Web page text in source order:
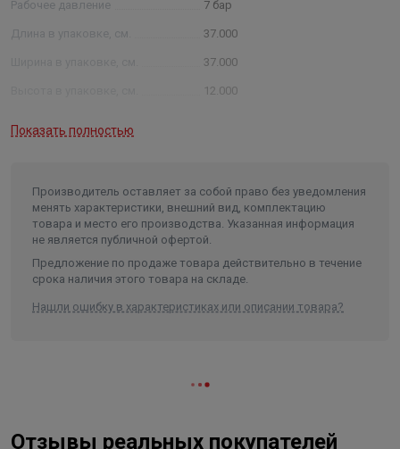
Рабочее давление 7 бар
Длина в упаковке, см. 37.000
37.000
12.000
Показать полностью
Производитель оставляет за собой право без уведомления
менять характеристики, внешний вид, комплектацию
товара и место его производства. Указанная информация
не является публичной офертой.
Предложение по продаже товара действительно в течение
срока наличия этого товара на складе.
Нашли ошибку в характеристиках или описании товара?
Отзывы реальных покупателей